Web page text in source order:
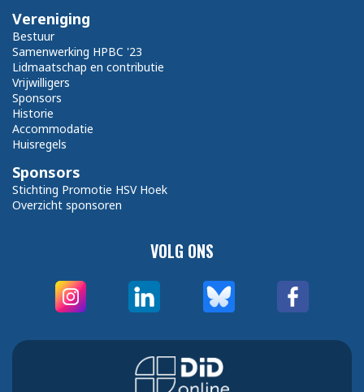
VOLG ONS
Vereniging
Bestuur
Samenwerking HPBC '23
Lidmaatschap en contributie
Vrijwilligers
Sponsors
Historie
Accommodatie
Huisregels
Sponsors
Stichting Promotie HSV Hoek
Overzicht sponsoren